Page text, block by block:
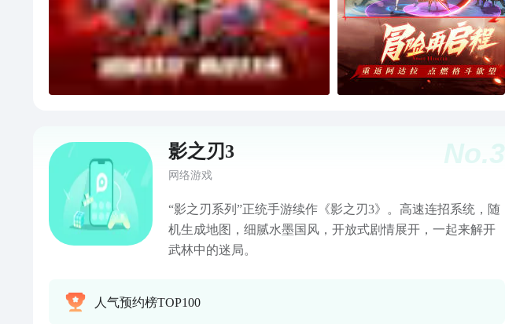
No.3
影之刃3
网络游戏
“影之刃系列”正统手游续作《影之刃3》。高速连招系统，随
机生成地图，细腻水墨国风，开放式剧情展开，一起来解开
武林中的迷局。
人气预约榜TOP100